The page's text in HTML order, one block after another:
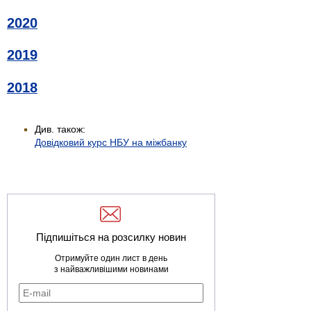
2020
2019
2018
Див. також:
Довідковий курс НБУ на міжбанку
Підпишіться на розсилку новин
Отримуйте один лист в день
з найважливішими новинами